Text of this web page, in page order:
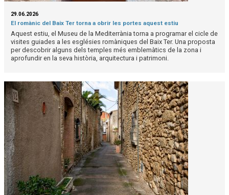
29.06.2026
El romànic del Baix Ter torna a obrir les portes aquest estiu
Aquest estiu, el Museu de la Mediterrània torna a programar el cicle de
visites guiades a les esglésies romàniques del Baix Ter. Una proposta
per descobrir alguns dels temples més emblemàtics de la zona i
aprofundir en la seva història, arquitectura i patrimoni.